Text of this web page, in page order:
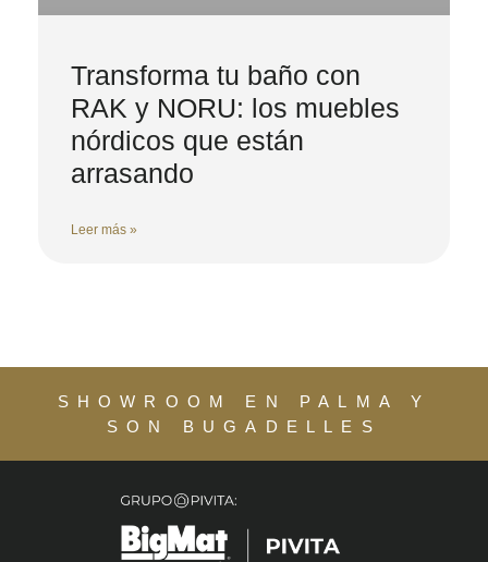
Transforma tu baño con
RAK y NORU: los muebles
nórdicos que están
arrasando
Leer más »
SHOWROOM EN PALMA Y
SON BUGADELLES